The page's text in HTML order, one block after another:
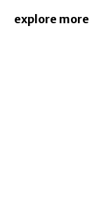
explore more